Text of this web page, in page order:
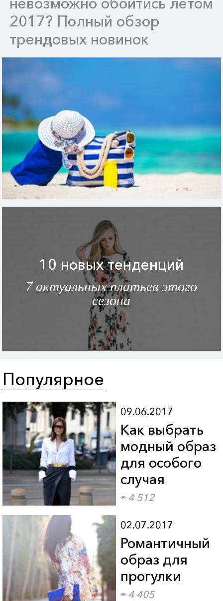
2017? Полный обзор
трендовых новинок
10 новых тенденций
7 актуальных платьев этого
сезона
Популярное
09.06.2017
Как выбрать
модный образ
для особого
случая
4 512
02.07.2017
Романтичный
образ для
прогулки
4 405